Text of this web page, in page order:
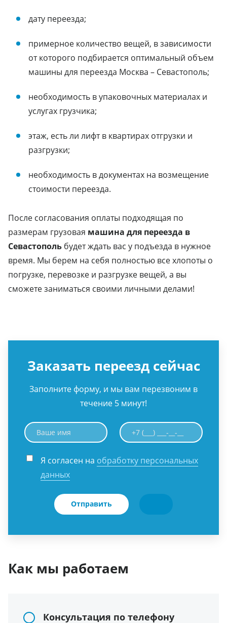
дату переезда;
примерное количество вещей, в зависимости
от которого подбирается оптимальный объем
машины для переезда Москва – Севастополь;
необходимость в упаковочных материалах и
услугах грузчика;
этаж, есть ли лифт в квартирах отгрузки и
разгрузки;
необходимость в документах на возмещение
стоимости переезда.
После согласования оплаты подходящая по
размерам грузовая машина для переезда в
Севастополь будет ждать вас у подъезда в нужное
время. Мы берем на себя полностью все хлопоты о
погрузке, перевозке и разгрузке вещей, а вы
сможете заниматься своими личными делами!
Заказать переезд сейчас
Заполните форму, и мы вам перезвоним в
течение 5 минут!
Я согласен на обработку персональных
данных
Отправить
Как мы работаем
Консультация по телефону